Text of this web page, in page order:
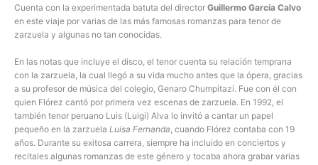
Cuenta con la experimentada batuta del director Guillermo García Calvo
en este viaje por varias de las más famosas romanzas para tenor de
zarzuela y algunas no tan conocidas.
En las notas que incluye el disco, el tenor cuenta su relación temprana
con la zarzuela, la cual llegó a su vida mucho antes que la ópera, gracias
a su profesor de música del colegio, Genaro Chumpitazi. Fue con él con
quien Flórez cantó por primera vez escenas de zarzuela. En 1992, el
también tenor peruano Luis (Luigi) Alva lo invitó a cantar un papel
pequeño en la zarzuela Luisa Fernanda , cuando Flórez contaba con 19
años. Durante su exitosa carrera, siempre ha incluido en conciertos y
recitales algunas romanzas de este género y tocaba ahora grabar varias